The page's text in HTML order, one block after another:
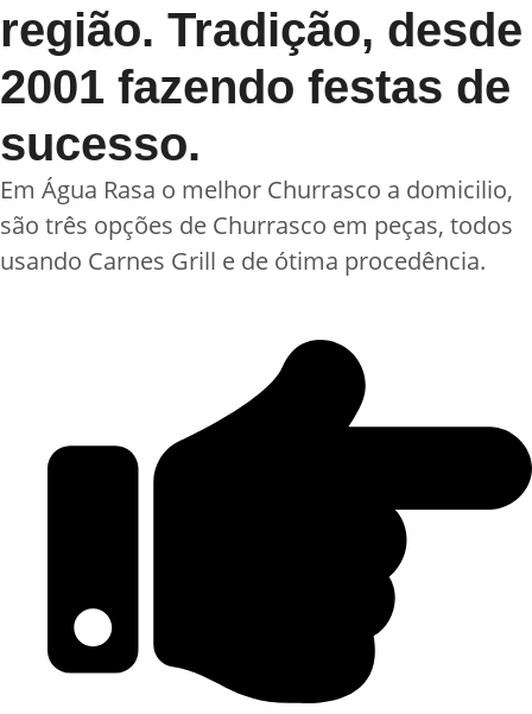
região. Tradição, desde
2001 fazendo festas de
sucesso.
Em Água Rasa o melhor Churrasco a domicilio,
são três opções de Churrasco em peças, todos
usando Carnes Grill e de ótima procedência.